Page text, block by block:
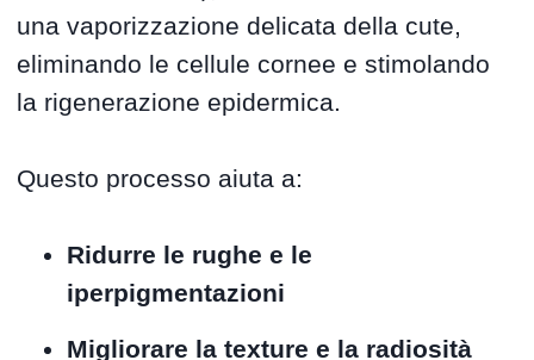
una vaporizzazione delicata della cute,
eliminando le cellule cornee e stimolando
la rigenerazione epidermica.
Questo processo aiuta a:
Ridurre le rughe e le
iperpigmentazioni
Migliorare la texture e la radiosità